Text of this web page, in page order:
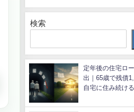
検索
定年後の住宅ロ
出｜65歳で残債
自宅に住み続け